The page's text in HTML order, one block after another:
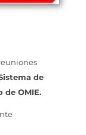
de
de OMIE.